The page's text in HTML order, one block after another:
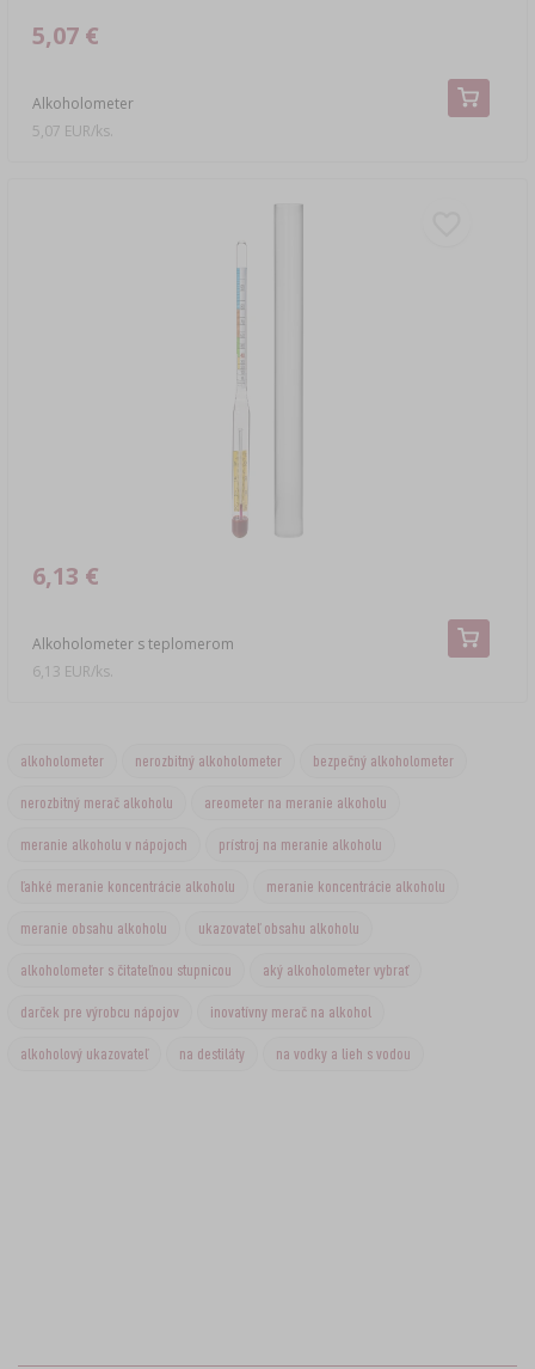
Alkoholometer
5,07 €
5,07 EUR/ks.
Alkoholometer s teplomerom
6,13 €
6,13 EUR/ks.
alkoholometer nerozbitný alkoholometer bezpečný alkoholometer
nerozbitný merač alkoholu areometer na meranie alkoholu
meranie alkoholu v nápojoch prístroj na meranie alkoholu
ľahké meranie koncentrácie alkoholu meranie koncentrácie alkoholu
meranie obsahu alkoholu ukazovateľ obsahu alkoholu
alkoholometer s čitateľnou stupnicou aký alkoholometer vybrať
darček pre výrobcu nápojov inovatívny merač na alkohol
alkoholový ukazovateľ na destiláty na vodky a lieh s vodou